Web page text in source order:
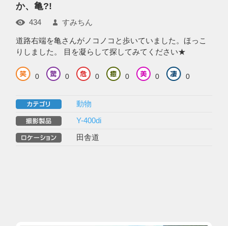
か、亀?!
434 すみちん
道路右端を亀さんがノコノコと歩いていました。ほっこ
りしました。 目を凝らして探してみてください★
0 0 0 0 0 0
動物
Y-400di
田舎道